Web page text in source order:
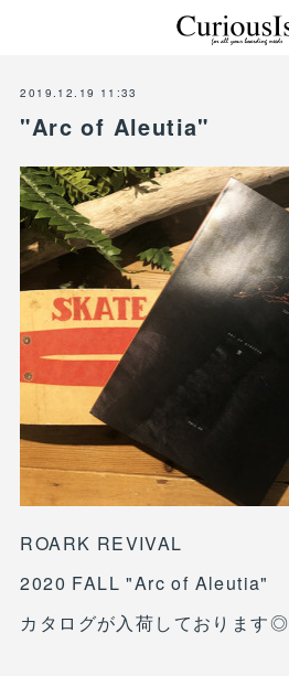
2019.12.19 11:33
"Arc of Aleutia"
ROARK REVIVAL
2020 FALL "Arc of Aleutia"
カタログが入荷しております◎